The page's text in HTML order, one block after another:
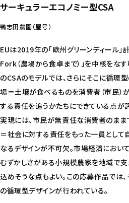
サーキュラーエコノミー型CSA
鴨志田農園（屋号）
EUは2019年の「欧州グリーンディール
Fork（農場から食卓まで）」を中核をな
のCSAのモデルでは、さらにそこに循環
場＝土壌が食べるものを消費者（市民）
する責任を追うかたちにできている点が
実現には、市民が無責任な消費者のまま
＝社会に対する責任をもった一員として
なるデザインが不可欠。市場経済におい
むずかしさがある小規模農家を地域で
込めそうな点もよい。この応募作品では
の循環型デザインが行われている。